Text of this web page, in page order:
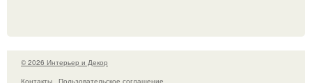
© 2026 Интерьер и Декор
Контакты
Пользовательское соглашение